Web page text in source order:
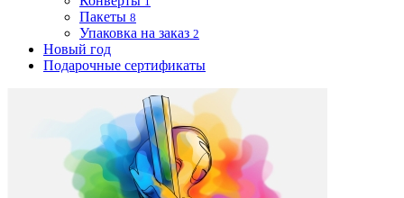
Пакеты 8
Упаковка на заказ 2
Новый год
Подарочные сертификаты